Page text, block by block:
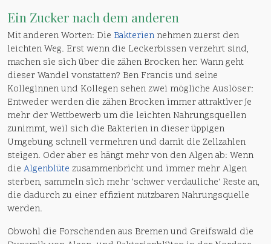
Ein Zucker nach dem anderen
Mit anderen Worten: Die Bakterien nehmen zuerst den
leichten Weg. Erst wenn die Leckerbissen verzehrt sind,
machen sie sich über die zähen Brocken her. Wann geht
dieser Wandel vonstatten? Ben Francis und seine
Kolleginnen und Kollegen sehen zwei mögliche Auslöser:
Entweder werden die zähen Brocken immer attraktiver je
mehr der Wettbewerb um die leichten Nahrungsquellen
zunimmt, weil sich die Bakterien in dieser üppigen
Umgebung schnell vermehren und damit die Zellzahlen
steigen. Oder aber es hängt mehr von den Algen ab: Wenn
die Algenblüte zusammenbricht und immer mehr Algen
sterben, sammeln sich mehr 'schwer verdauliche' Reste an,
die dadurch zu einer effizient nutzbaren Nahrungsquelle
werden.
Obwohl die Forschenden aus Bremen und Greifswald die